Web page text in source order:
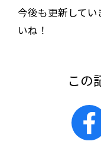
今後も更新してい
いね！
この